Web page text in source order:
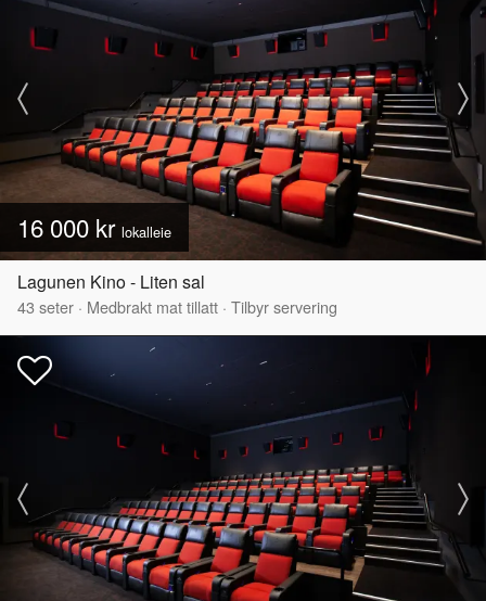
16 000 kr lokalleie
Lagunen Kino - Liten sal
43 seter · Medbrakt mat tillatt · Tilbyr servering